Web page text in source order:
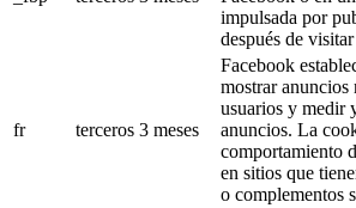
impulsada por
después de
fr terceros 3 meses
Facebook
mostrar anuncios
usuarios y medir
anuncios. La
comportamiento
en sitios que
o complementos